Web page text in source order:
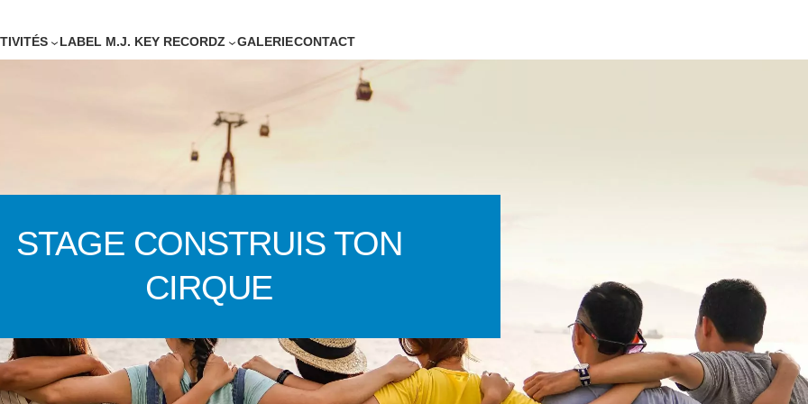
LABEL M.J. KEY RECORDZ GALERIECONTACT
STAGE CONSTRUIS TON
CIRQUE